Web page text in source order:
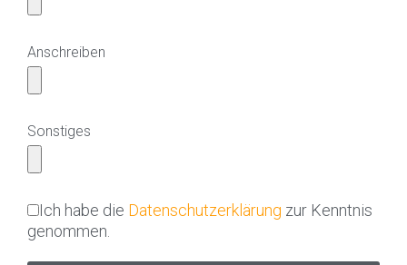
Anschreiben
Sonstiges
Ich habe die Datenschutzerklärung zur Kenntnis
genommen.